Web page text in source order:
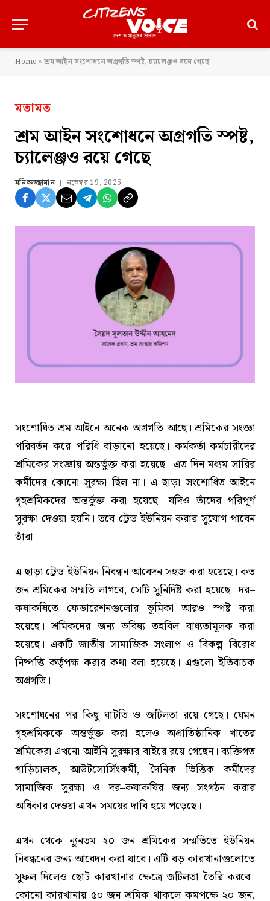
Home » শ্রম আইন সংশোধনে অগ্রগতি স্পষ্ট, চ্যালেঞ্জও রয়ে গেছে
মতামত
শ্রম আইন সংশোধনে অগ্রগতি স্পষ্ট,
চ্যালেঞ্জও রয়ে গেছে
মনিরুজ্জামান নভেম্বর 19, 2025
সংশোধিত শ্রম আইনে অনেক অগ্রগতি আছে। শ্রমিকের সংজ্ঞা
পরিবর্তন করে পরিধি বাড়ানো হয়েছে। কর্মকর্তা-কর্মচারীদের
শ্রমিকের সংজ্ঞায় অন্তর্ভুক্ত করা হয়েছে। এত দিন মধ্যম সারির
কর্মীদের কোনো সুরক্ষা ছিল না। এ ছাড়া সংশোধিত আইনে
গৃহশ্রমিকদের অন্তর্ভুক্ত করা হয়েছে। যদিও তাঁদের পরিপূর্ণ
সুরক্ষা দেওয়া হয়নি। তবে ট্রেড ইউনিয়ন করার সুযোগ পাবেন
তাঁরা।
এ ছাড়া ট্রেড ইউনিয়ন নিবন্ধন আবেদন সহজ করা হয়েছে। কত
জন শ্রমিকের সম্মতি লাগবে, সেটি সুনির্দিষ্ট করা হয়েছে। দর–
কষাকষিতে ফেডারেশনগুলোর ভূমিকা আরও স্পষ্ট করা
হয়েছে। শ্রমিকদের জন্য ভবিষ্য তহবিল বাধ্যতামূলক করা
হয়েছে। একটি জাতীয় সামাজিক সংলাপ ও বিকল্প বিরোধ
নিষ্পত্তি কর্তৃপক্ষ করার কথা বলা হয়েছে। এগুলো ইতিবাচক
অগ্রগতি।
সংশোধনের পর কিছু ঘাটতি ও জটিলতা রয়ে গেছে। যেমন
গৃহশ্রমিককে অন্তর্ভুক্ত করা হলেও অপ্রাতিষ্ঠানিক খাতের
শ্রমিকেরা এখনো আইনি সুরক্ষার বাইরে রয়ে গেছেন। ব্যক্তিগত
গাড়িচালক, আউটসোর্সিংকর্মী, দৈনিক ভিত্তিক কর্মীদের
সামাজিক সুরক্ষা ও দর–কষাকষির জন্য সংগঠন করার
অধিকার দেওয়া এখন সময়ের দাবি হয়ে পড়েছে।
এখন থেকে ন্যূনতম ২০ জন শ্রমিকের সম্মতিতে ইউনিয়ন
নিবন্ধনের জন্য আবেদন করা যাবে। এটি বড় কারখানাগুলোতে
সুফল দিলেও ছোট কারখানার ক্ষেত্রে জটিলতা তৈরি করবে।
কোনো কারখানায় ৫০ জন শ্রমিক থাকলে কমপক্ষে ২০ জন,